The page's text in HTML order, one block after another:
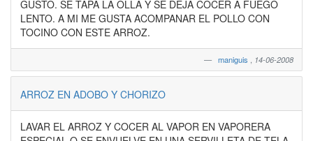
GUSTO. SE TAPA LA OLLA Y SE DEJA COCER A FUEGO
LENTO. A MI ME GUSTA ACOMPANAR EL POLLO CON
TOCINO CON ESTE ARROZ.
maniguis 14-06-2008
ARROZ EN ADOBO Y CHORIZO
LAVAR EL ARROZ Y COCER AL VAPOR EN VAPORERA